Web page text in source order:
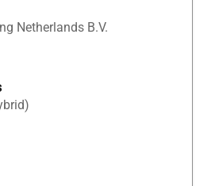
Netherlands B.V.